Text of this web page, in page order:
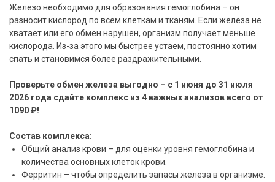
Железо необходимо для образования гемоглобина – он
разносит кислород по всем клеткам и тканям. Если железа не
хватает или его обмен нарушен, организм получает меньше
кислорода. Из-за этого мы быстрее устаем, постоянно хотим
спать и становимся более раздражительными.
Проверьте обмен железа выгодно – с 1 июня до 31 июля
2026 года сдайте комплекс из 4 важных анализов всего от
1090 ₽!
Состав комплекса:
Общий анализ крови – для оценки уровня гемоглобина и
количества основных клеток крови.
Ферритин – чтобы определить запасы железа в организме.